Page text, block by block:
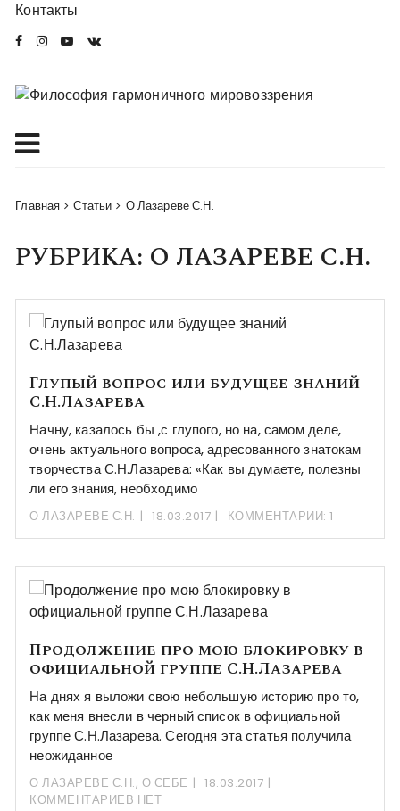
Перейти
комменты
Контакты
Главная Статьи О Лазареве С.Н.
РУБРИКА: О ЛАЗАРЕВЕ С.Н.
Глупый вопрос или будущее знаний
С.Н.Лазарева
Начну, казалось бы ,с глупого, но на, самом деле,
очень актуального вопроса, адресованного знатокам
творчества С.Н.Лазарева: «Как вы думаете, полезны
ли его знания, необходимо
О ЛАЗАРЕВЕ С.Н. 18.03.2017 КОММЕНТАРИИ: 1
Продолжение про мою блокировку в
официальной группе С.Н.Лазарева
На днях я выложи свою небольшую историю про то,
как меня внесли в черный список в официальной
группе С.Н.Лазарева. Сегодня эта статья получила
неожиданное
О ЛАЗАРЕВЕ С.Н., О СЕБЕ
18.03.2017
КОММЕНТАРИЕВ НЕТ